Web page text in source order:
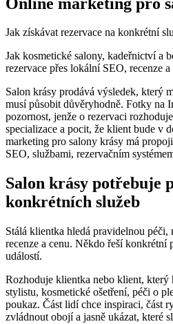
Jak získávat rezervace na konkrétní
Jak kosmetické salony, kadeřnictví a
rezervace přes lokální SEO, recenze
Salon krásy prodává výsledek, který
musí působit důvěryhodně. Fotky na
pozornost, jenže o rezervaci
specializace a pocit, že klient bude v
marketing pro salony krásy má
SEO, službami, rezervačním
Salon krásy potřebuje
konkrétních služeb
Stálá klientka hledá pravidelnou
recenze a cenu. Někdo řeší
událostí.
Rozhoduje klientka nebo klient, který
stylistu, kosmetické ošetření, péči o
poukaz. Část lidí chce inspiraci, část
zvládnout obojí a jasně ukázat, které